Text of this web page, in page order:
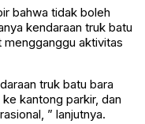
bahwa tidak boleh
kendaraan truk batu
mengganggu aktivitas
truk batu bara
kantong parkir, dan
” lanjutnya.